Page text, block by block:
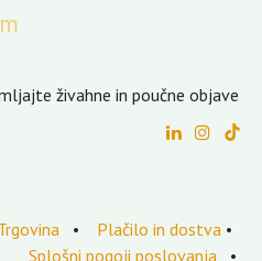
živahne in poučne objave
• Plačilo in dostva •
Splošni pogoji poslovanja
•